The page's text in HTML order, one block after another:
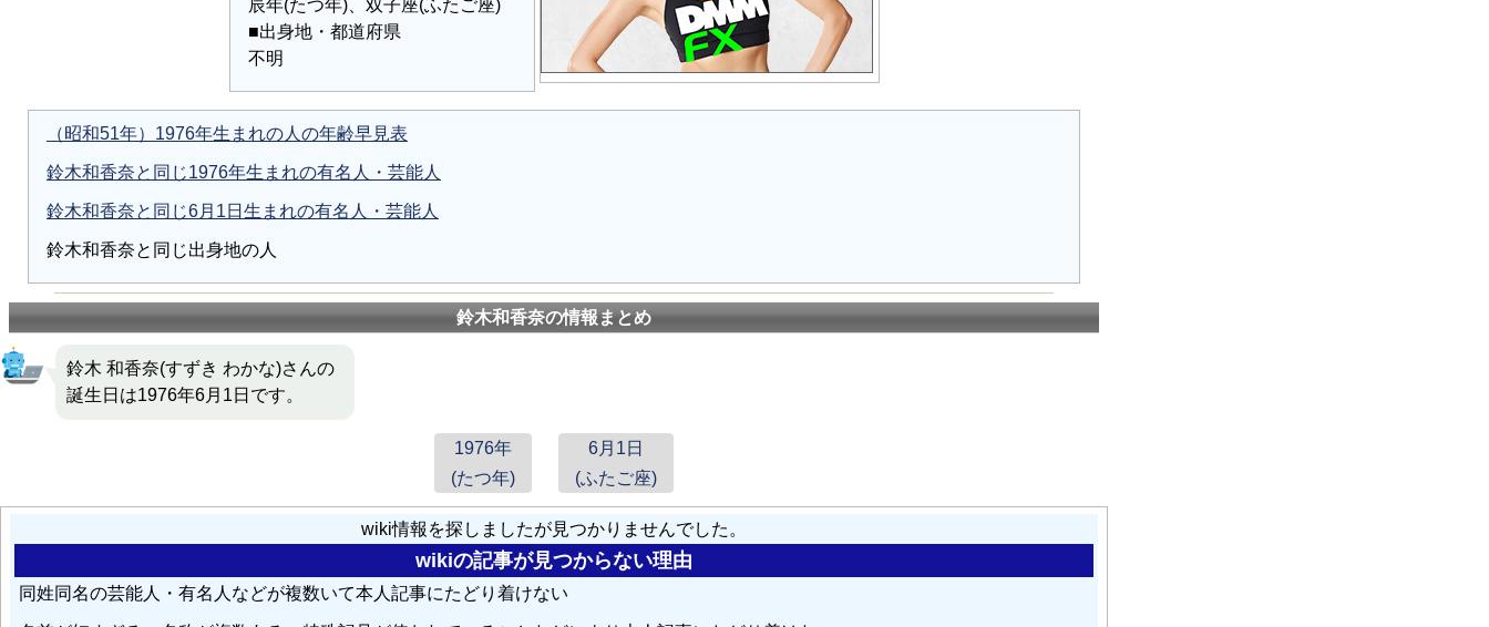
辰年(たつ年)、双子座(ふたご座)
■出身地・都道府県
不明
（昭和51年）1976年生まれの人の年齢早見表
鈴木和香奈と同じ1976年生まれの有名人・芸能人
鈴木和香奈と同じ6月1日生まれの有名人・芸能人
鈴木和香奈と同じ出身地の人
鈴木和香奈の情報まとめ
鈴木 和香奈(すずき わかな)さんの
誕生日は1976年6月1日です。
1976年
(たつ年)
6月1日
(ふたご座)
wiki情報を探しましたが見つかりませんでした。
wikiの記事が見つからない理由
同姓同名の芸能人・有名人などが複数いて本人記事にたどり着けない